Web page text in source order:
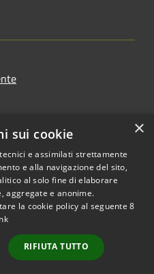
Copyright © 2026 • Comune di
Municipium•
Accesso
redazione
×
sui cookie
e assimilati strettamente
e alla navigazione del sito,
al solo fine di elaborare
aggregate e anonime.
la cookie policy al seguente8
RIFIUTA TUTTO